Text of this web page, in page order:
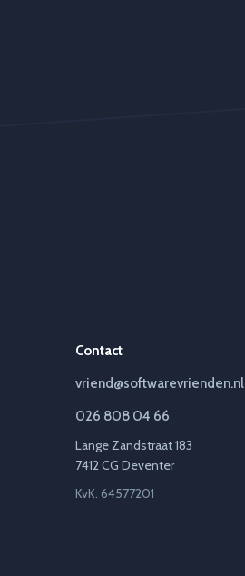
Contact
vriend@softwarevrienden.nl
026 808 04 66
Lange Zandstraat 183
7412 CG Deventer
KvK: 64577201